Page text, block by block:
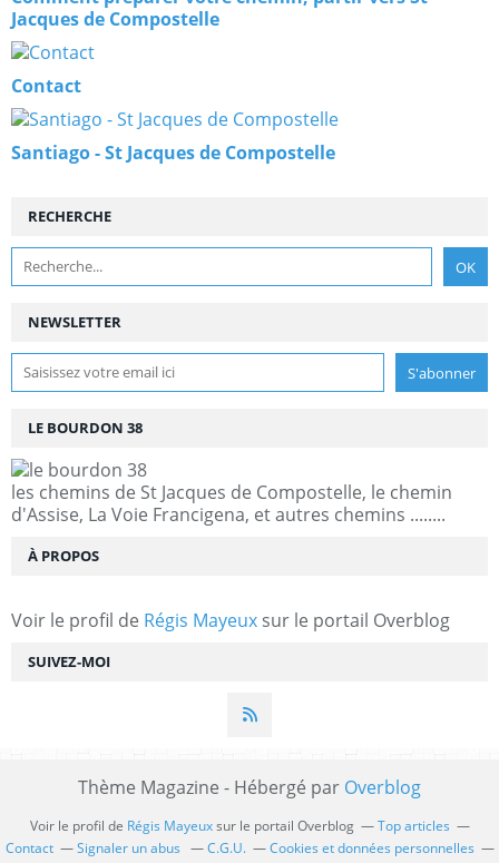
Jacques de Compostelle
Contact
Santiago - St Jacques de Compostelle
NEWSLETTER
SUIVEZ-MOI
RECHERCHE
LE BOURDON 38
les chemins de St Jacques de Compostelle, le chemin
d'Assise, La Voie Francigena, et autres chemins ........
À PROPOS
Voir le profil de Régis Mayeux sur le portail Overblog
Thème Magazine - Hébergé par Overblog
Voir le profil de Régis Mayeuxsur le portail Overblog
Top articles
Contact
Signaler un abus C.G.U.
Cookies et données personnelles